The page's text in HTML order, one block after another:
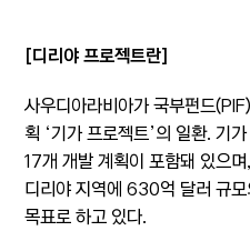
[디리야 프로젝트란]
사우디아라비아가 국부펀드
획 ‘기가 프로젝트’의 일환. 기
17개 개발 계획이 포함돼 있으
디리야 지역에 630억 달러 규
목표로 하고 있다.